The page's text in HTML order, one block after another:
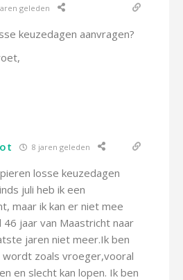
geleden
keuzedagen aanvragen?
8 jaren geleden
losse keuzedagen
juli heb ik een
maar ik kan er niet mee
jaar van Maastricht naar
jaren niet meer.Ik ben
wordt zoals vroeger,vooral
en slecht kan lopen. Ik ben